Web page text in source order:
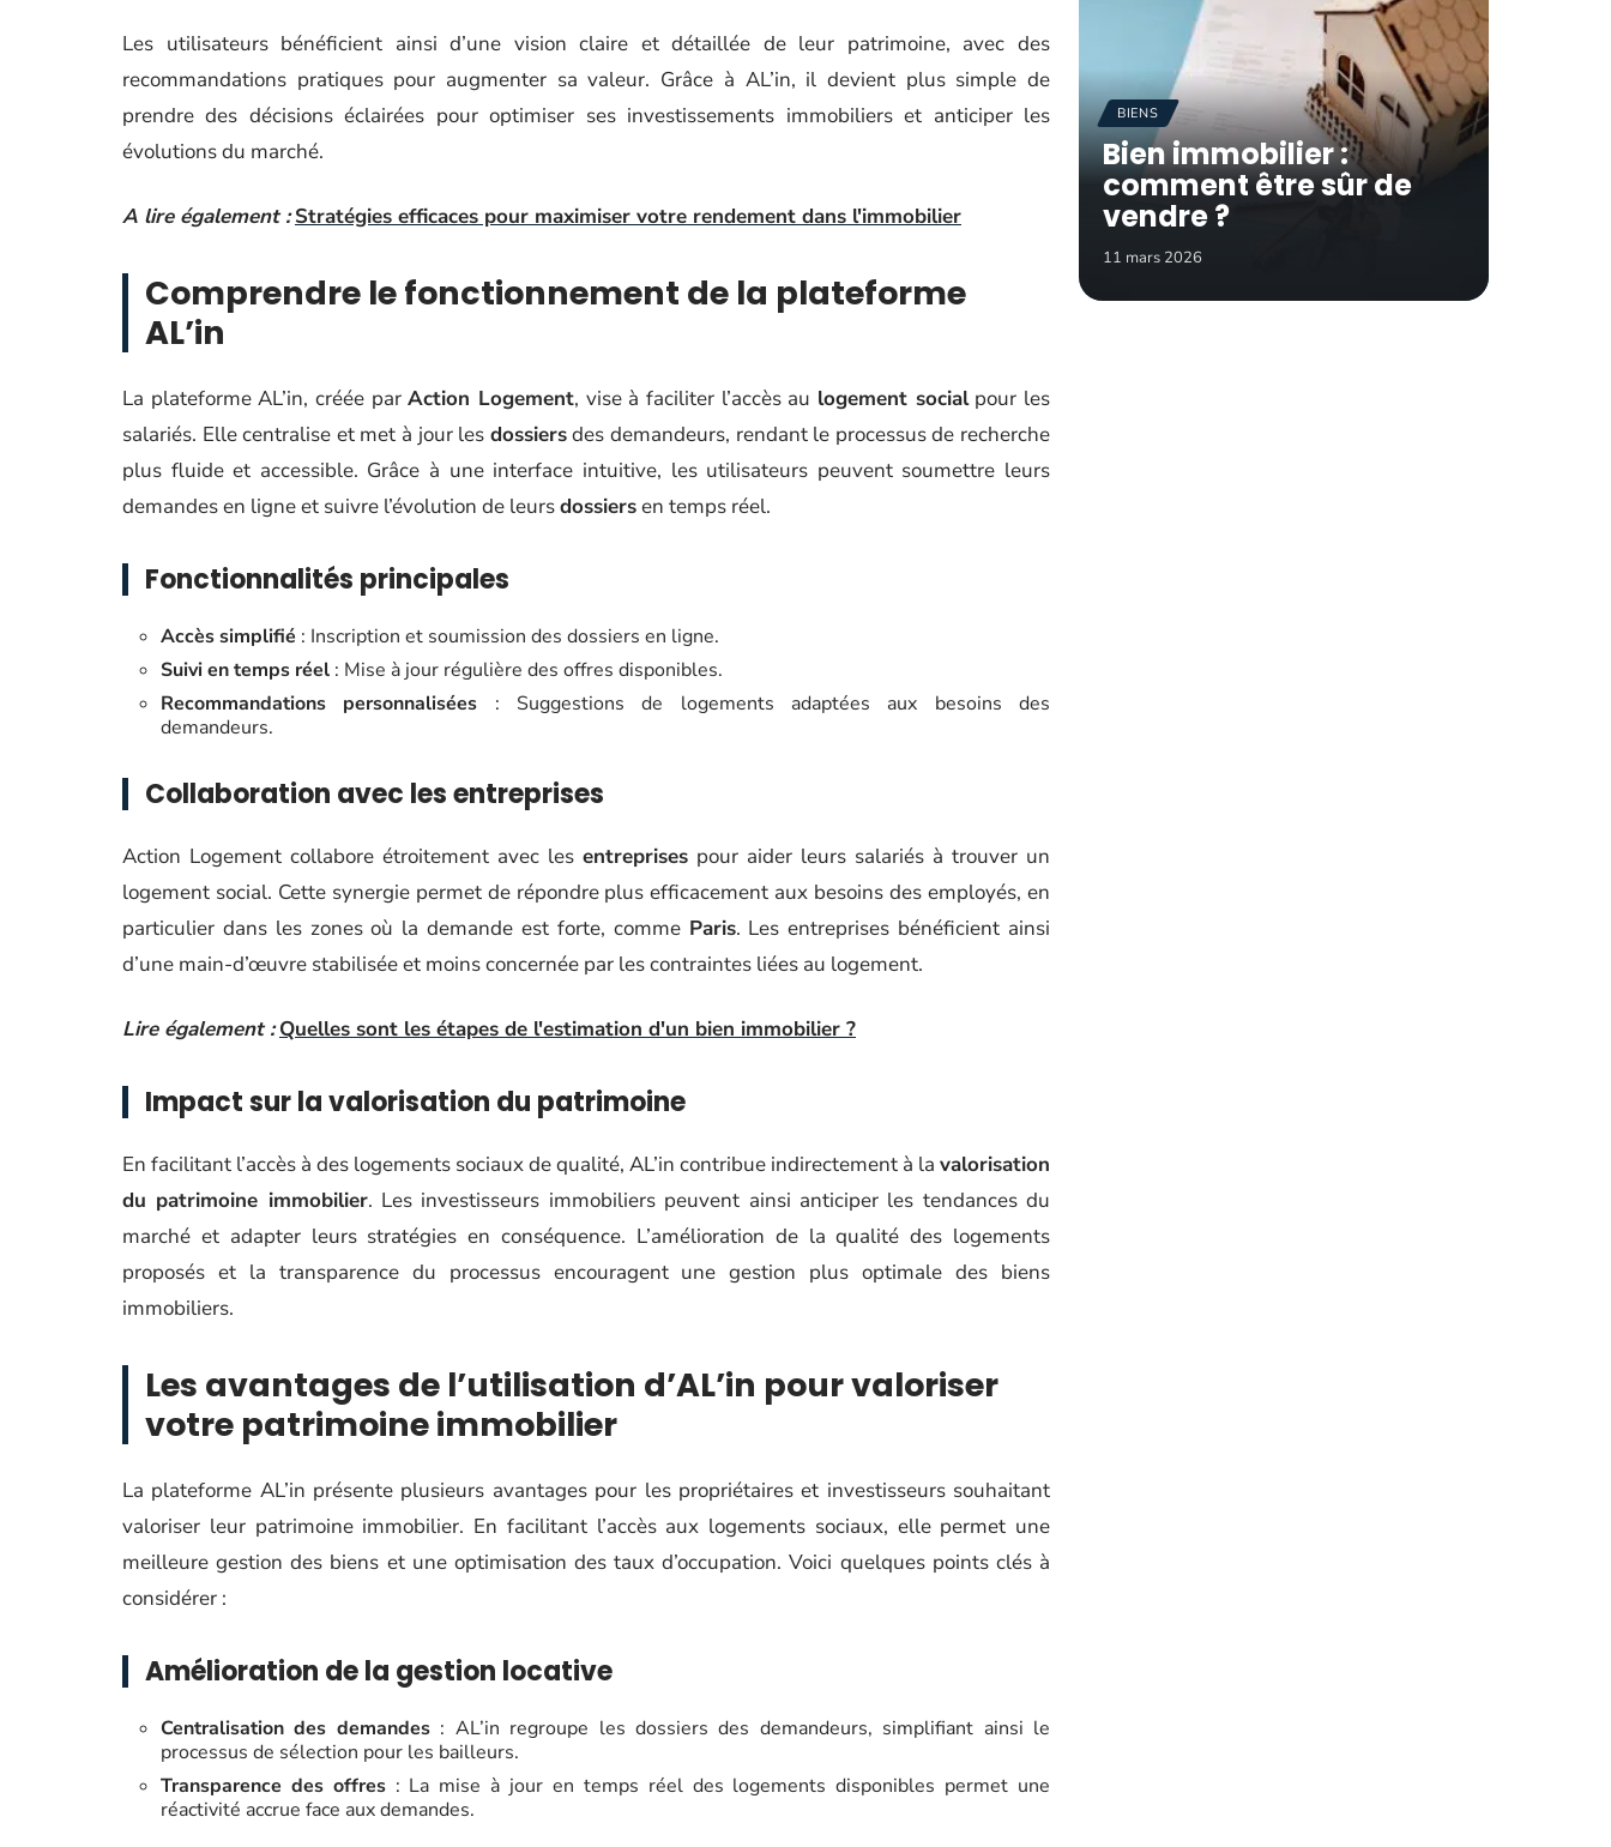
Les utilisateurs bénéficient ainsi d’une vision claire et détaillée de leur patrimoine, avec des
recommandations pratiques pour augmenter sa valeur. Grâce à AL’in, il devient plus simple de
prendre des décisions éclairées pour optimiser ses investissements immobiliers et anticiper les
évolutions du marché.
A lire également : Stratégies efficaces pour maximiser votre rendement dans l'immobilier
Comprendre le fonctionnement de la plateforme
AL’in
La plateforme AL’in, créée parAction Logement, vise à faciliter l’accès au logement socialpour les
salariés. Elle centralise et met à jour les dossiersdes demandeurs, rendant le processus de recherche
plus fluide et accessible. Grâce à une interface intuitive, les utilisateurs peuvent soumettre leurs
demandes en ligne et suivre l’évolution de leursdossiersen temps réel.
Fonctionnalités principales
Accès simplifié : Inscription et soumission des dossiers en ligne.
Suivi en temps réel : Mise à jour régulière des offres disponibles.
Recommandations personnalisées : Suggestions de logements adaptées aux besoins des
demandeurs.
Collaboration avec les entreprises
Action Logement collabore étroitement avec les entreprises pour aider leurs salariés à trouver un
logement social. Cette synergie permet de répondre plus efficacement aux besoins des employés, en
particulier dans les zones où la demande est forte, comme Paris. Les entreprises bénéficient ainsi
d’une main-d’œuvre stabilisée et moins concernée par les contraintes liées au logement.
Lire également : Quelles sont les étapes de l'estimation d'un bien immobilier ?
Impact sur la valorisation du patrimoine
En facilitant l’accès à des logements sociaux de qualité, AL’in contribue indirectement à la valorisation
du patrimoine immobilier. Les investisseurs immobiliers peuvent ainsi anticiper les tendances du
marché et adapter leurs stratégies en conséquence. L’amélioration de la qualité des logements
proposés et la transparence du processus encouragent une gestion plus optimale des biens
immobiliers.
Les avantages de l’utilisation d’AL’in pour valoriser
votre patrimoine immobilier
La plateforme AL’in présente plusieurs avantages pour les propriétaires et investisseurs souhaitant
valoriser leur patrimoine immobilier. En facilitant l’accès aux logements sociaux, elle permet une
meilleure gestion des biens et une optimisation des taux d’occupation. Voici quelques points clés à
considérer :
Amélioration de la gestion locative
Centralisation des demandes: AL’in regroupe les dossiers des demandeurs, simplifiant ainsi le
processus de sélection pour les bailleurs.
Transparence des offres: La mise à jour en temps réel des logements disponibles permet une
réactivité accrue face aux demandes.
BIENS
Bien immobilier :
comment être sûr de
vendre ?
11 mars 2026